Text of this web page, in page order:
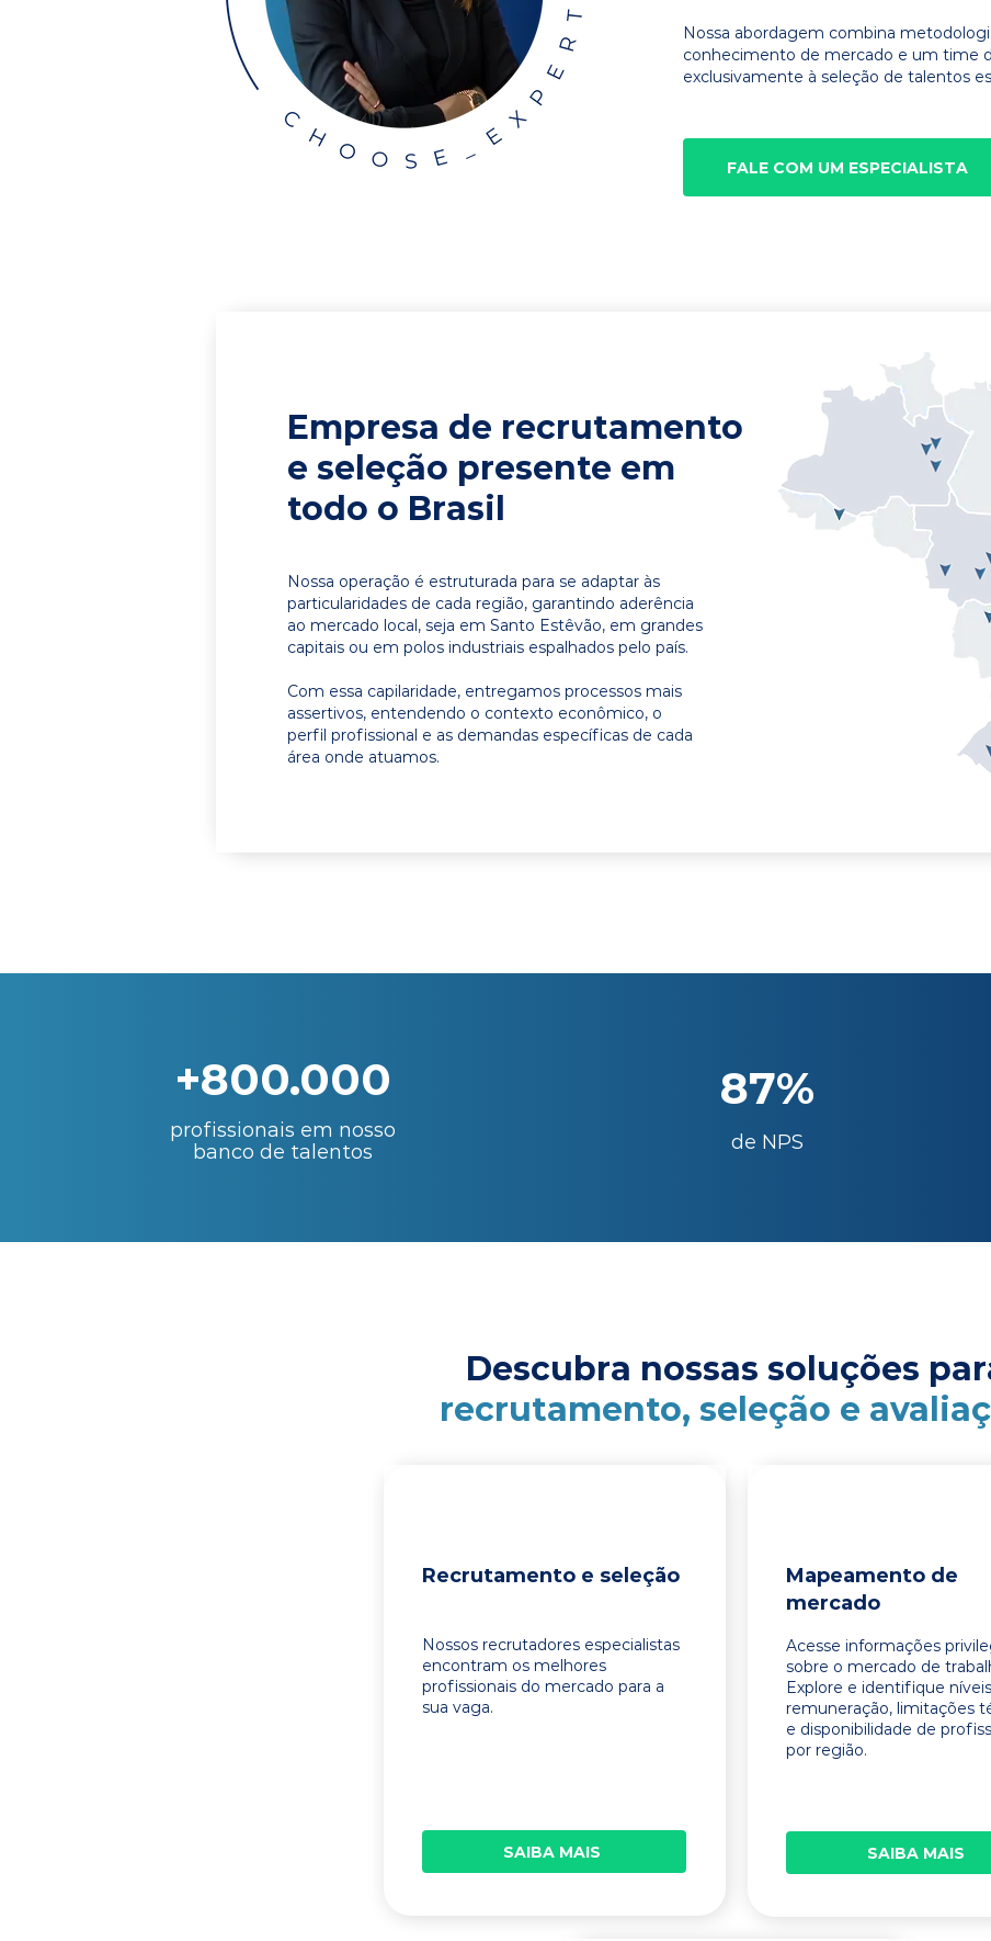
Nossa abordagem combina
conhecimento de mercado e um time
exclusivamente à seleção de talentos
FALE COM UM ESPECIALISTA
Empresa de recrutamento
e seleção presente em
todo o Brasil
Nossa operação é estruturada para se adaptar às
particularidades de cada região, garantindo aderência
ao mercado local, seja em Santo Estêvão, em grandes
capitais ou em polos industriais espalhados pelo país.
Com essa capilaridade, entregamos processos mais
assertivos, entendendo o contexto econômico, o
perfil profissional e as demandas específicas de cada
área onde atuamos.
+800.000
profissionais em nosso
banco de talentos
87%
de NPS
Descubra nossas soluções
recrutamento, seleção e
Recrutamento e seleção
Nossos recrutadores especialistas
encontram os melhores
profissionais do mercado para a
sua vaga.
SAIBA MAIS
Mapeamento de
mercado
Acesse informações
sobre o mercado de
Explore e identifique
remuneração, limitações
e disponibilidade de
por região.
SAIBA MAIS